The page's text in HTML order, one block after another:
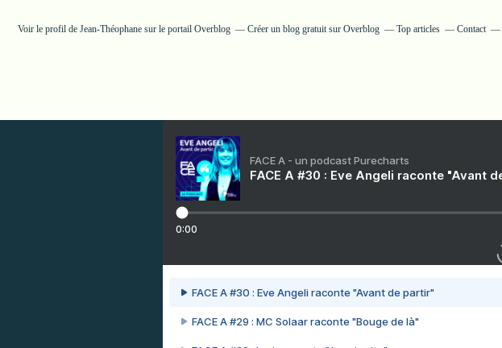
Voir le profil de Jean-Théophane sur le portail Overblog Créer un blog gratuit sur Overblog Top articles Contact
FACE A - un podcast Purecharts
FACE A #30 : Eve Angeli raconte "Avant
0:00
FACE A #30 : Eve Angeli raconte "Avant de partir"
FACE A #29 : MC Solaar raconte "Bouge de là"